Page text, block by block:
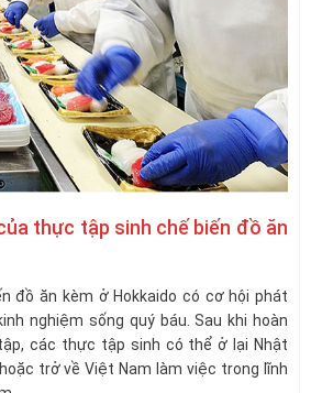
thực tập sinh chế biến đồ ăn
đồ ăn kèm ở Hokkaido có cơ hội phát
nghiệm sống quý báu. Sau khi hoàn
các thực tập sinh có thể ở lại Nhật
trở về Việt Nam làm việc trong lĩnh